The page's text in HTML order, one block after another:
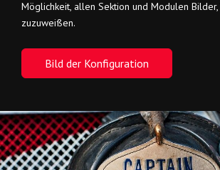
Möglichkeit, allen Sektion und Modulen Bilder,
zuzuweißen.
Bild der Konfiguration